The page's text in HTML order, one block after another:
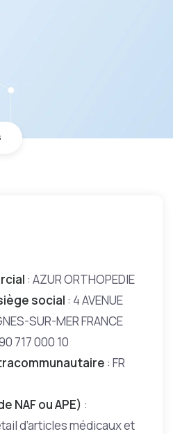
: AZUR ORTHOPEDIE
social : 4 AVENUE
SUR-MER FRANCE
717 000 10
: FR
NAF ou APE) :
d’articles médicaux et